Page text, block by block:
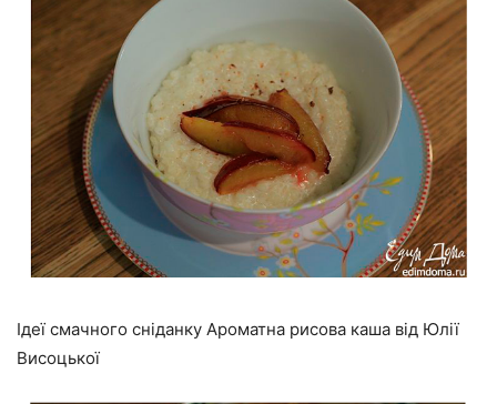
Ідеї смачного сніданку Ароматна рисова каша від Юлії
Висоцької